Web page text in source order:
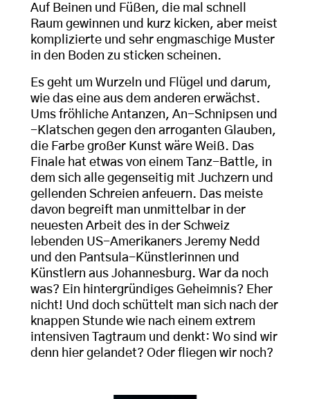
Auf Beinen und Füßen, die mal schnell
Raum gewinnen und kurz kicken, aber meist
komplizierte und sehr engmaschige Muster
in den Boden zu sticken scheinen.
Es geht um Wurzeln und Flügel und darum,
wie das eine aus dem anderen erwächst.
Ums fröhliche Antanzen, An-Schnipsen und
-Klatschen gegen den arroganten Glauben,
die Farbe großer Kunst wäre Weiß. Das
Finale hat etwas von einem Tanz-Battle, in
dem sich alle gegenseitig mit Juchzern und
gellenden Schreien anfeuern. Das meiste
davon begreift man unmittelbar in der
neuesten Arbeit des in der Schweiz
lebenden US-Amerikaners Jeremy Nedd
und den Pantsula-Künstlerinnen und
Künstlern aus Johannesburg. War da noch
was? Ein hintergründiges Geheimnis? Eher
nicht! Und doch schüttelt man sich nach der
knappen Stunde wie nach einem extrem
intensiven Tagtraum und denkt: Wo sind wir
denn hier gelandet? Oder fliegen wir noch?